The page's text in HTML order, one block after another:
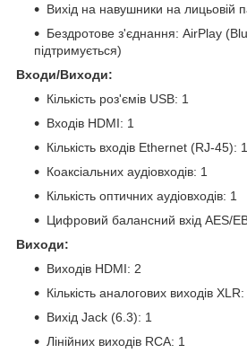
Вихід на навушники на лицьовій
Бездротове з'єднання: AirPlay
підтримується)
Входи/Виходи:
Кількість роз'ємів USB: 1
Входів HDMI: 1
Кількість входів Ethernet (RJ-45): 1
Коаксіальних аудіовходів: 1
Кількість оптичних аудіовходів: 1
Цифровий балансний вхід AES/
Виходи:
Виходів HDMI: 2
Кількість аналогових виходів XLR:
Вихід Jack (6.3): 1
Лінійних виходів RCA: 1